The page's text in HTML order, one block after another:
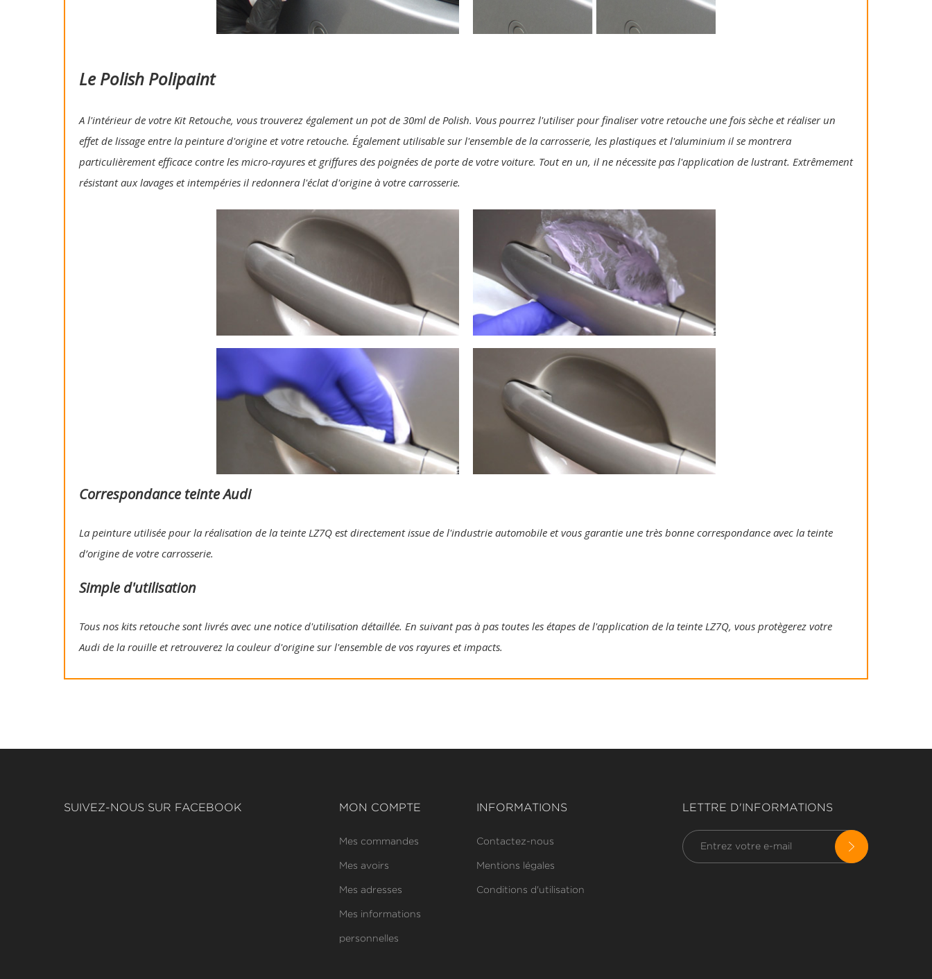
Le Polish Polipaint
A l'intérieur de votre Kit Retouche, vous trouverez également un pot de 30ml de Polish. Vous pourrez l'utiliser pour finaliser votre retouche une fois sèche et réaliser un
effet de lissage entre la peinture d'origine et votre retouche. Également utilisable sur l'ensemble de la carrosserie, les plastiques et l'aluminium il se montrera
particulièrement efficace contre les micro-rayures et griffures des poignées de porte de votre voiture. Tout en un, il ne nécessite pas l'application de lustrant. Extrêmement
résistant aux lavages et intempéries il redonnera l'éclat d'origine à votre carrosserie.
Correspondance teinte Audi
La peinture utilisée pour la réalisation de la teinte LZ7Q est directement issue de l'industrie automobile et vous garantie une très bonne correspondance avec la teinte
d’origine de votre carrosserie.
Simple d'utilisation
Tous nos kits retouche sont livrés avec une notice d'utilisation détaillée. En suivant pas à pas toutes les étapes de l'application de la teinte LZ7Q, vous protègerez votre
Audi de la rouille et retrouverez la couleur d'origine sur l'ensemble de vos rayures et impacts.
SUIVEZ-NOUS SUR FACEBOOK MON COMPTE
Mes commandes
Mes avoirs
Mes adresses
Mes informations
personnelles
INFORMATIONS
Contactez-nous
Mentions légales
Conditions d'utilisation
LETTRE D'INFORMATIONS